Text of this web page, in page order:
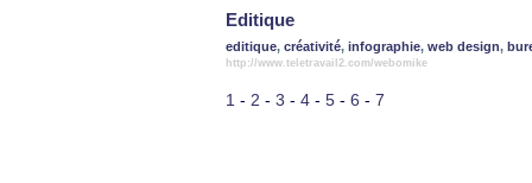
Editique
editique, créativité, infographie, web design,
http://www.teletravail2.com/webomike
1 - 2 - 3 - 4 - 5 - 6 - 7